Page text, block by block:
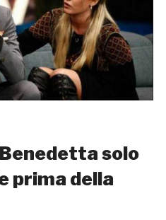
solo
prima della